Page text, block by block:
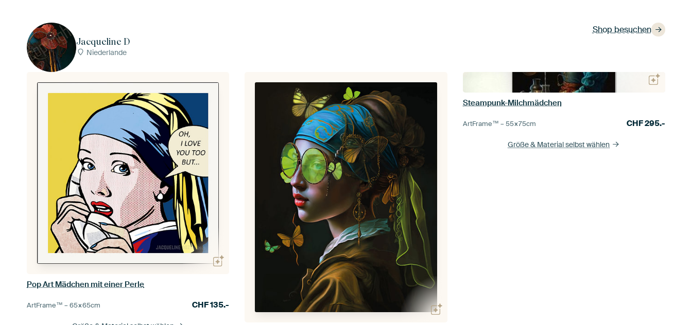
Jacqueline D
Niederlande
Shop besuchen
Pop Art Mädchen mit einer Perle
ArtFrame™ –65×65cm CHF135.-
Steampunk-Milchmädchen
ArtFrame™ –55×75cm CHF295.-
Größe & Material selbst wählen